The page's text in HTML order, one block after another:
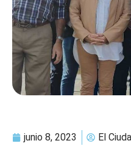
junio 8, 2023 El